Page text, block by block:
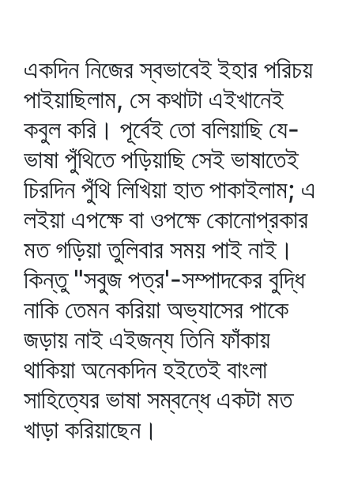
একদিন নিজের স্বভাবেই ইহার পরিচয়
পাইয়াছিলাম, সে কথাটা এইখানেই
কবুল করি। পূর্বেই তো বলিয়াছি যে-
ভাষা পুঁথিতে পড়িয়াছি সেই ভাষাতেই
চিরদিন পুঁথি লিখিয়া হাত পাকাইলাম; এ
লইয়া এপক্ষে বা ওপক্ষে কোনোপ্রকার
মত গড়িয়া তুলিবার সময় পাই নাই।
কিন্তু "সবুজ পত্র'-সম্পাদকের বুদ্ধি
নাকি তেমন করিয়া অভ্যাসের পাকে
জড়ায় নাই এইজন্য তিনি ফাঁকায়
থাকিয়া অনেকদিন হইতেই বাংলা
সাহিত্যের ভাষা সম্বন্ধে একটা মত
খাড়া করিয়াছেন।